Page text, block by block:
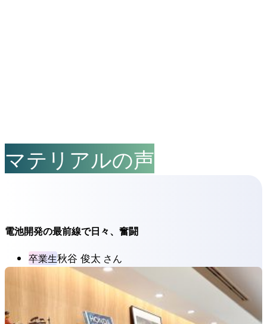
研究・教員紹介
コースの 研究目標
教員の研究紹介
技術
カリキュラム
カリキュラム
マテリアルの声
電池開発の最前線で日々、奮闘
卒業生秋谷 俊太 さん